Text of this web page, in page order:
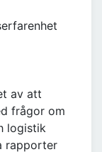
av att
frågor om
logistik
rapporter